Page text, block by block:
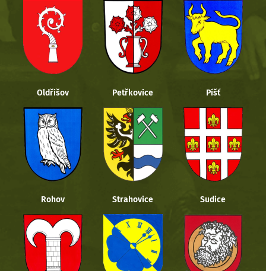
Oldřišov Petřkovice Píšť
Rohov Strahovice Sudice